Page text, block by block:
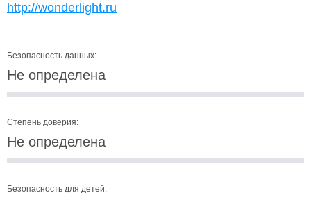
http://wonderlight.ru
Безопасность данных:
Не определена
Степень доверия:
Не определена
Безопасность для детей: